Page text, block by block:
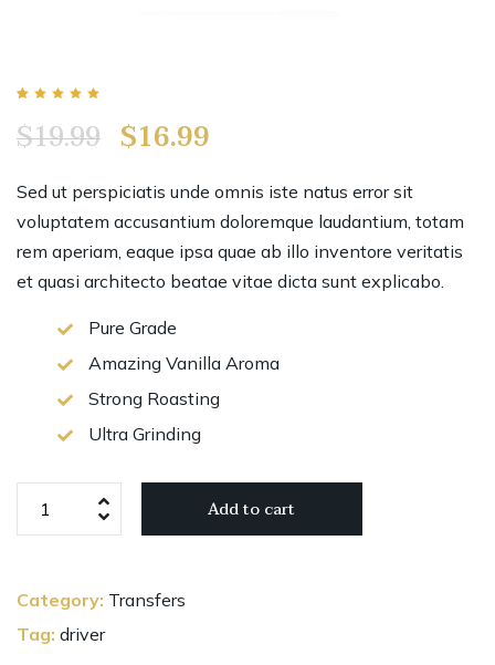
out of 5
based on
$19.99 $16.99
Sed ut perspiciatis unde omnis iste natus error sit
voluptatem accusantium doloremque laudantium, totam
rem aperiam, eaque ipsa quae ab illo inventore veritatis
et quasi architecto beatae vitae dicta sunt explicabo.
Pure Grade
Amazing Vanilla Aroma
Strong Roasting
Ultra Grinding
Add to cart
Category: Transfers
Tag: driver